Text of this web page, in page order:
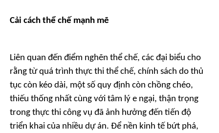
Cải cách thể chế mạnh mẽ
Liên quan đến điểm nghẽn thể chế, các đại biểu cho
rằng từ quá trình thực thi thể chế, chính sách do thủ
tục còn kéo dài, một số quy định còn chồng chéo,
thiếu thống nhất cùng với tâm lý e ngại, thận trọng
trong thực thi công vụ đã ảnh hưởng đến tiến độ
triển khai của nhiều dự án. Để nền kinh tế bứt phá,